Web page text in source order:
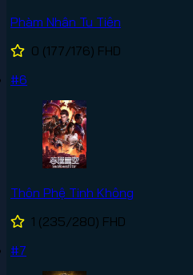
Phàm Nhân Tu Tiên
0 (177/176) FHD
#6
Thôn Phệ Tinh Không
1 (235/280) FHD
#7